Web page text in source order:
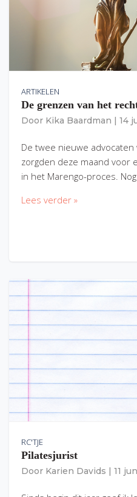
ARTIKELEN
De grenzen van het
Door Kika Baardman 14
De twee nieuwe advocaten
zorgden deze maand voor
in het Marengo-proces. Nog
Lees verder »
RC'TJE
Pilatesjurist
Door Karien Davids 11